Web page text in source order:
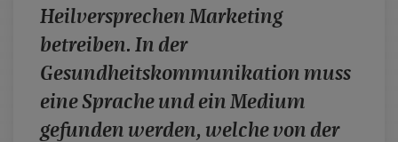
Heilversprechen Marketing
betreiben. In der
Gesundheitskommunikation muss
eine Sprache und ein Medium
gefunden werden, welche von der